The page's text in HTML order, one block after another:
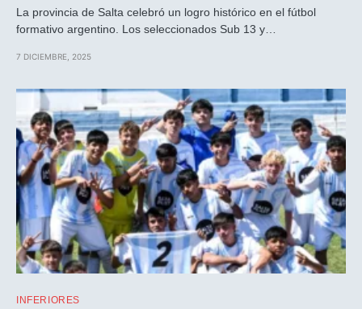
La provincia de Salta celebró un logro histórico en el fútbol
formativo argentino. Los seleccionados Sub 13 y…
7 DICIEMBRE, 2025
INFERIORES